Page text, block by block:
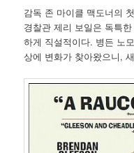
감독 존 마이클 맥도너의
경찰관 제리 보일은 독특
하게 직설적이다. 병든 노
상에 변화가 찾아왔으니,